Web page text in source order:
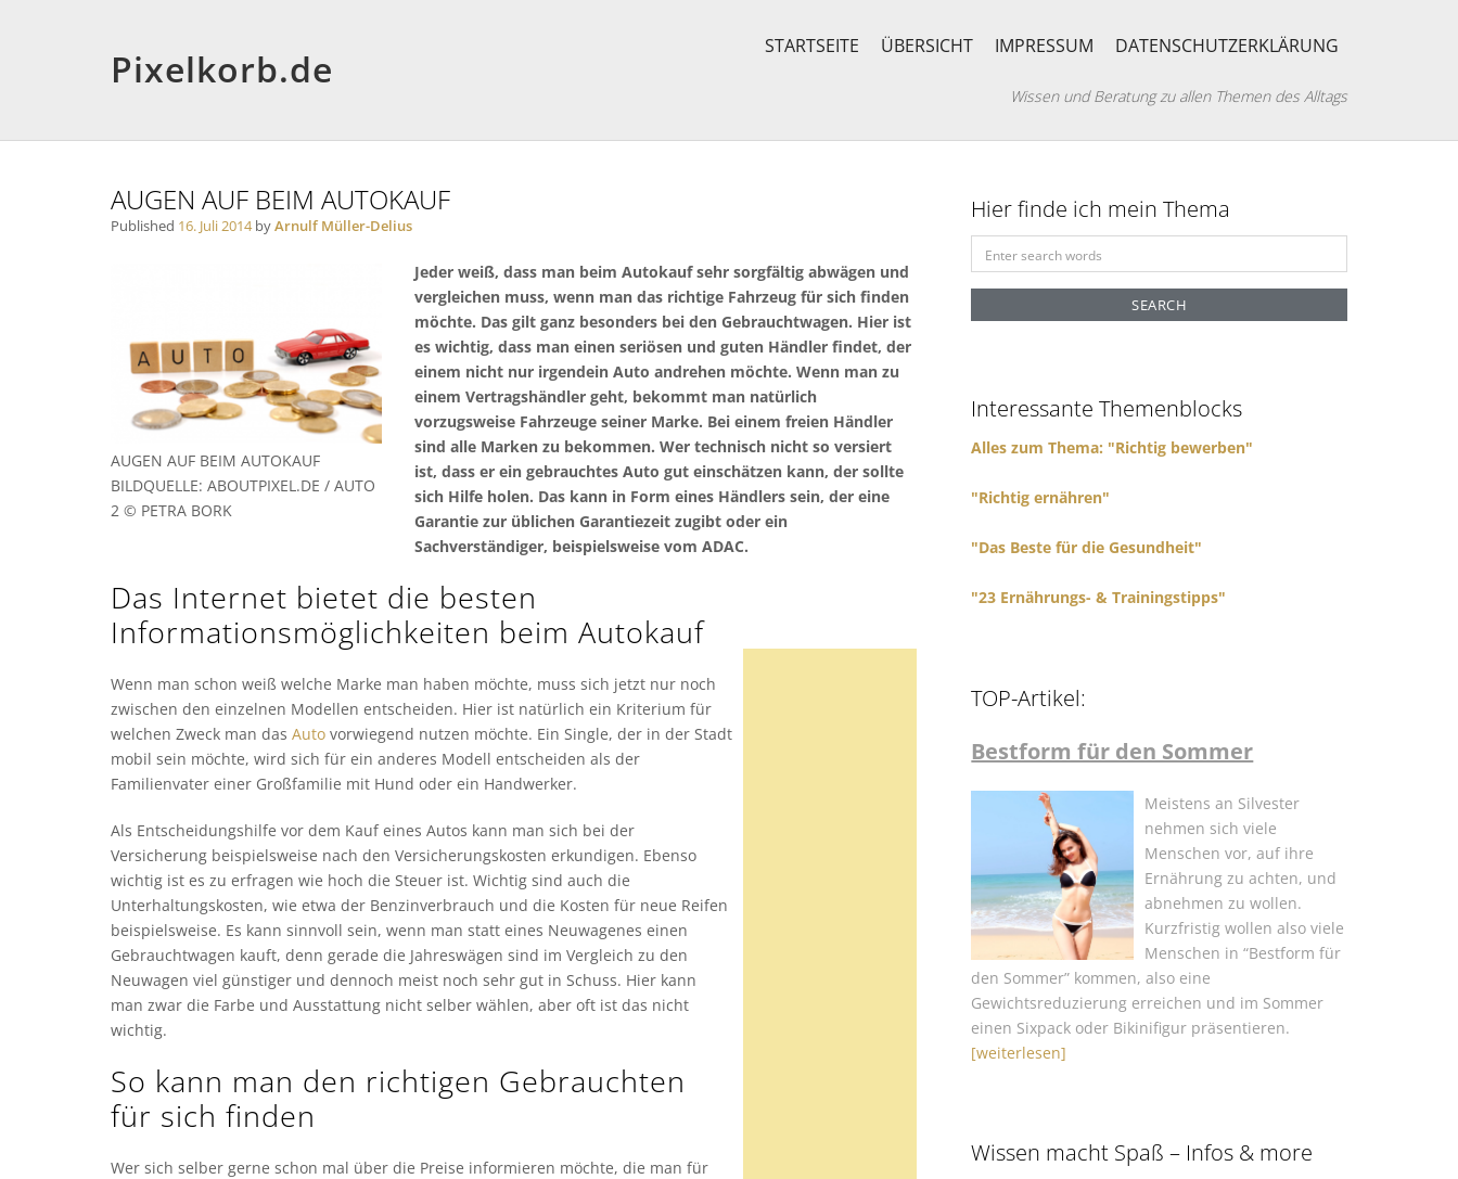
Pixelkorb.de
STARTSEITE ÜBERSICHT IMPRESSUM DATENSCHUTZERKLÄRUNG
Wissen und Beratung zu allen Themen des Alltags
AUGEN AUF BEIM AUTOKAUF
Published 16. Juli 2014byArnulf Müller-Delius
AUGEN AUF BEIM AUTOKAUF
BILDQUELLE: ABOUTPIXEL.DE / AUTO
2 © PETRA BORK
Jeder weiß, dass man beim Autokauf sehr sorgfältig abwägen und
vergleichen muss, wenn man das richtige Fahrzeug für sich finden
möchte. Das gilt ganz besonders bei den Gebrauchtwagen. Hier ist
es wichtig, dass man einen seriösen und guten Händler findet, der
einem nicht nur irgendein Auto andrehen möchte. Wenn man zu
einem Vertragshändler geht, bekommt man natürlich
vorzugsweise Fahrzeuge seiner Marke. Bei einem freien Händler
sind alle Marken zu bekommen. Wer technisch nicht so versiert
ist, dass er ein gebrauchtes Auto gut einschätzen kann, der sollte
sich Hilfe holen. Das kann in Form eines Händlers sein, der eine
Garantie zur üblichen Garantiezeit zugibt oder ein
Sachverständiger, beispielsweise vom ADAC.
Das Internet bietet die besten
Informationsmöglichkeiten beim Autokauf
Wenn man schon weiß welche Marke man haben möchte, muss sich jetzt nur noch
zwischen den einzelnen Modellen entscheiden. Hier ist natürlich ein Kriterium für
welchen Zweck man das Auto vorwiegend nutzen möchte. Ein Single, der in der Stadt
mobil sein möchte, wird sich für ein anderes Modell entscheiden als der
Familienvater einer Großfamilie mit Hund oder ein Handwerker.
Als Entscheidungshilfe vor dem Kauf eines Autos kann man sich bei der
Versicherung beispielsweise nach den Versicherungskosten erkundigen. Ebenso
wichtig ist es zu erfragen wie hoch die Steuer ist. Wichtig sind auch die
Unterhaltungskosten, wie etwa der Benzinverbrauch und die Kosten für neue Reifen
beispielsweise. Es kann sinnvoll sein, wenn man statt eines Neuwagenes einen
Gebrauchtwagen kauft, denn gerade die Jahreswägen sind im Vergleich zu den
Neuwagen viel günstiger und dennoch meist noch sehr gut in Schuss. Hier kann
man zwar die Farbe und Ausstattung nicht selber wählen, aber oft ist das nicht
wichtig.
So kann man den richtigen Gebrauchten
für sich finden
Wer sich selber gerne schon mal über die Preise informieren möchte, die man für
Hier finde ich mein Thema
e
r
f
o
r
Interessante Themenblocks
Alles zum Thema: "Richtig bewerben"
"Richtig ernähren"
"Das Beste für die Gesundheit"
"23 Ernährungs- & Trainingstipps"
TOP-Artikel:
Bestform für den Sommer
Meistens an Silvester
nehmen sich viele
Menschen vor, auf ihre
Ernährung zu achten, und
abnehmen zu wollen.
Kurzfristig wollen also viele
Menschen in “Bestform für
den Sommer” kommen, also eine
Gewichtsreduzierung erreichen und im Sommer
einen Sixpack oder Bikinifigur präsentieren.
[weiterlesen]
Wissen macht Spaß – Infos & more